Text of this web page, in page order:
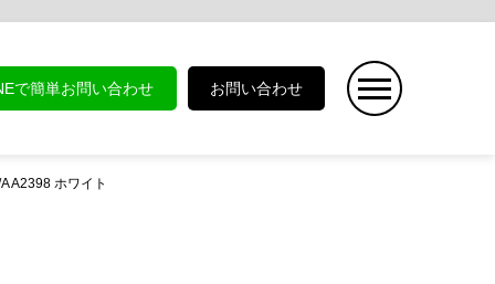
で簡単お問い合わせ お問い合わせ
A2398 ホワイト